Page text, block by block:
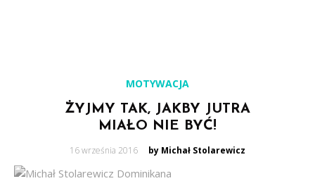
MOTYWACJA
ŻYJMY TAK, JAKBY JUTRA
MIAŁO NIE BYĆ!
Posted
16 września 2016 by Michał Stolarewicz